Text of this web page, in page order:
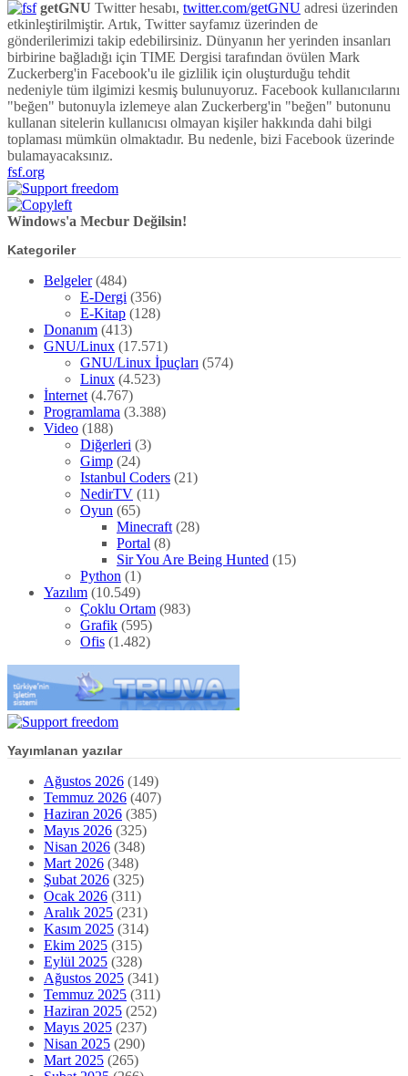
getGNU Twitter hesabı, twitter.com/getGNU adresi üzerinden
etkinleştirilmiştir. Artık, Twitter sayfamız üzerinden de
gönderilerimizi takip edebilirsiniz. Dünyanın her yerinden insanları
birbirine bağladığı için TIME Dergisi tarafından övülen Mark
Zuckerberg'in Facebook'u ile gizlilik için oluşturduğu tehdit
nedeniyle tüm ilgimizi kesmiş bulunuyoruz. Facebook kullanıcılarını
"beğen" butonuyla izlemeye alan Zuckerberg'in "beğen" butonunu
kullanan sitelerin kullanıcısı olmayan kişiler hakkında dahi bilgi
toplaması mümkün olmaktadır. Bu nedenle, bizi Facebook üzerinde
bulamayacaksınız.
fsf.org
Windows'a Mecbur Değilsin!
Kategoriler
Belgeler(484)
E-Dergi (356)
E-Kitap (128)
Donanım (413)
GNU/Linux (17.571)
GNU/Linux İpuçları (574)
Linux (4.523)
İnternet (4.767)
Programlama (3.388)
Video (188)
Diğerleri (3)
Gimp (24)
Istanbul Coders (21)
NedirTV (11)
Oyun (65)
Minecraft (28)
Portal (8)
Sir You Are Being Hunted (15)
Python (1)
Yazılım (10.549)
Çoklu Ortam (983)
Grafik (595)
Ofis (1.482)
Yayımlanan yazılar
Ağustos 2026 (149)
Temmuz 2026 (407)
Haziran 2026 (385)
Mayıs 2026 (325)
Nisan 2026 (348)
Mart 2026 (348)
Şubat 2026 (325)
Ocak 2026 (311)
Aralık 2025 (231)
Kasım 2025 (314)
Ekim 2025 (315)
Eylül 2025 (328)
Ağustos 2025 (341)
Temmuz 2025 (311)
Haziran 2025 (252)
Mayıs 2025 (237)
Nisan 2025 (290)
Mart 2025 (265)